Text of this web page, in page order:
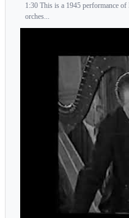
1:30 This is a 1945 performance
orches...